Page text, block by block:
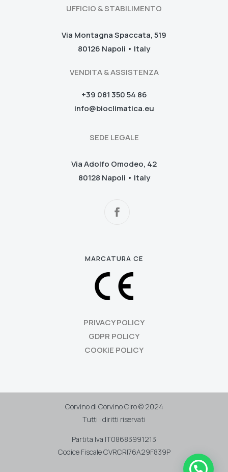
UFFICIO & STABILIMENTO
Via Montagna Spaccata, 519
80126 Napoli • Italy
VENDITA & ASSISTENZA
+39 081 350 54 86
info@bioclimatica.eu
SEDE LEGALE
Via Adolfo Omodeo, 42
80128 Napoli • Italy
MARCATURA CE
PRIVACY POLICY
GDPR POLICY
COOKIE POLICY
Corvino di Corvino Ciro © 2024
Tutti i diritti riservati
Partita Iva IT08683991213
Codice Fiscale CVRCRI76A29F839P